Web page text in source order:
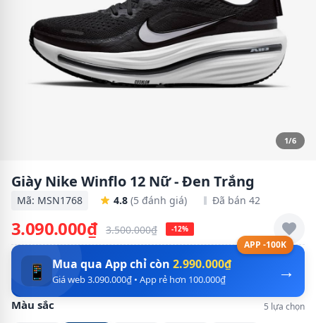
1/6
Giày Nike Winflo 12 Nữ - Đen Trắng
Mã: MSN1768 4.8 (5 đánh giá) Đã bán 42
3.090.000₫ 3.500.000₫ -12%
APP -100K
→
📱 Mua qua App chỉ còn 2.990.000₫
Giá web 3.090.000₫ • App rẻ hơn 100.000₫
Màu sắc 5 lựa chọn